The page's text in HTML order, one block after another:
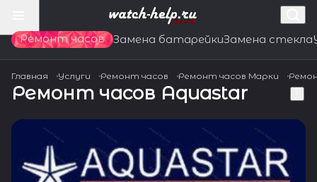
Ремонт часов Замена батарейкиЗамена стекла
Главная Услуги Ремонт часов Ремонт часов Марки
Ремонт часов Aquastar